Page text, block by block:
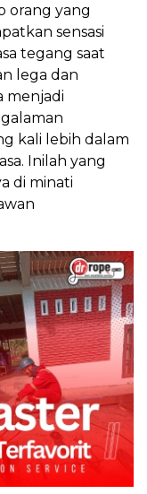
orang yang
sensasi
tegang saat
lega dan
menjadi
kali lebih dalam
Inilah yang
di minati